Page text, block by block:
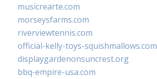
musicrearte.com
morseysfarms.com
riverviewtennis.com
official-kelly-toys-squishmallows.com
displaygardenonsuncrest.org
bbq-empire-usa.com